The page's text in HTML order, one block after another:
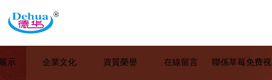
示 企業文化 資質榮譽 在線留言 聯係草莓免费视